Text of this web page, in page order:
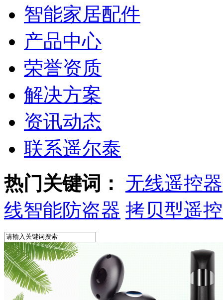
智能家居配件
产品中心
荣誉资质
解决方案
资讯动态
联系遥尔泰
热门关键词：
无线遥控器
线智能防盗器 拷贝型遥